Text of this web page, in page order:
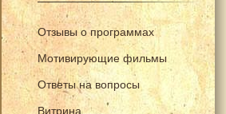
Отзывы о программах
Мотивирующие фильмы
Ответы на вопросы
Витрина